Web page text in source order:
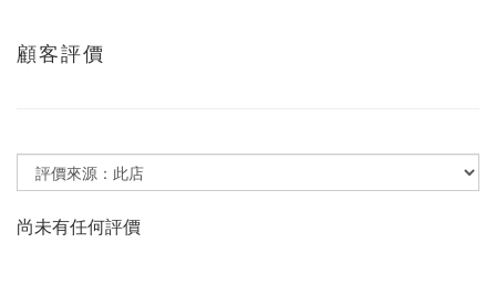
顧客評價
尚未有任何評價